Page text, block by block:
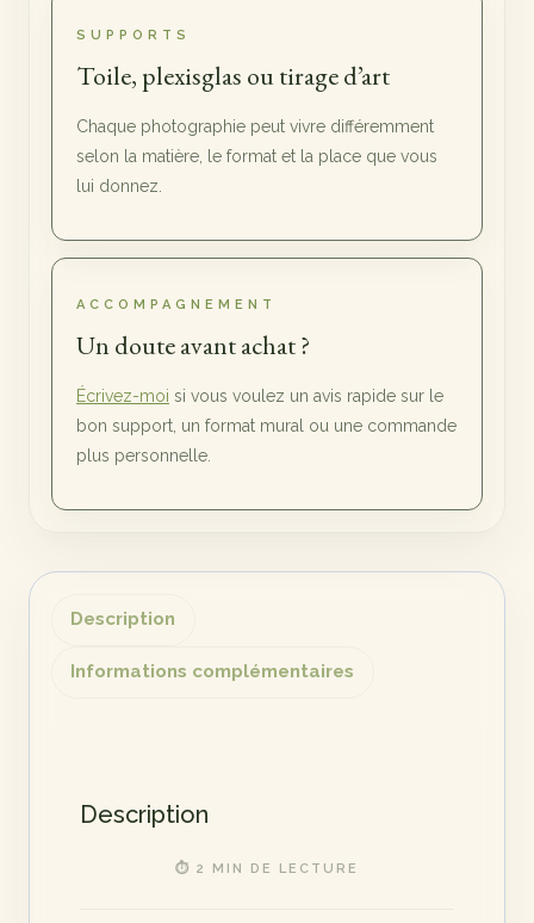
SUPPORTS
Toile, plexisglas ou tirage d’art
Chaque photographie peut vivre différemment
selon la matière, le format et la place que vous
lui donnez.
ACCOMPAGNEMENT
Un doute avant achat ?
Écrivez-moi si vous voulez un avis rapide sur le
bon support, un format mural ou une commande
plus personnelle.
Description
Informations complémentaires
Description
⏱ 2 MIN DE LECTURE